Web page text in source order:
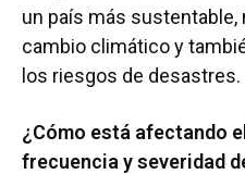
un país más
cambio climático y
los riesgos de desastres.
¿Cómo está afectando
frecuencia y severidad